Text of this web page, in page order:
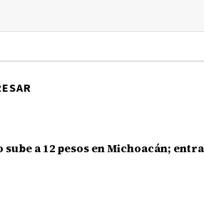
a 12 pesos en Michoacán;